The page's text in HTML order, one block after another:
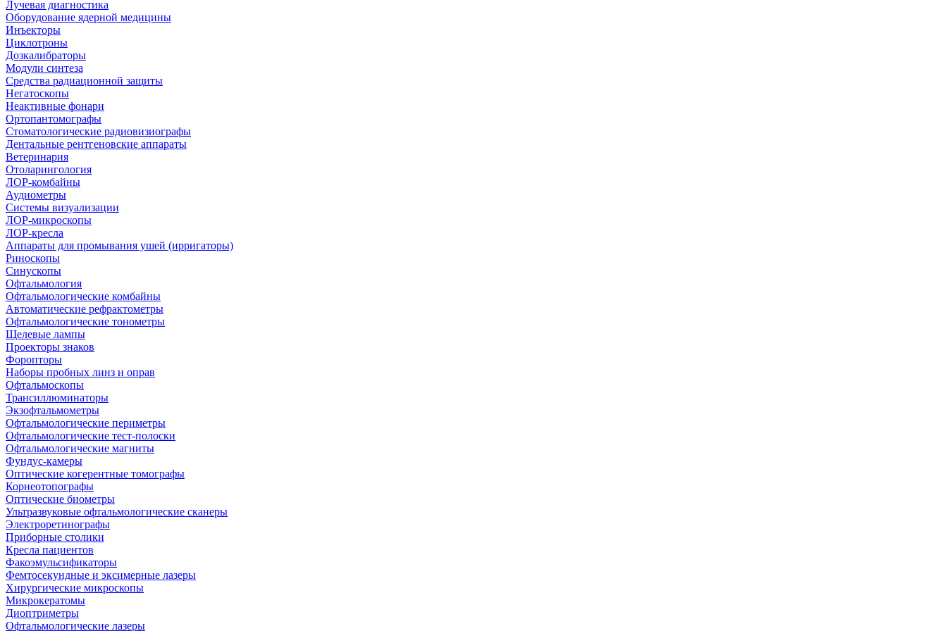
Лучевая диагностика
Оборудование ядерной медицины
Инъекторы
Циклотроны
Дозкалибраторы
Модули синтеза
Средства радиационной защиты
Негатоскопы
Неактивные фонари
Ортопантомографы
Стоматологические радиовизиографы
Дентальные рентгеновские аппараты
Ветеринария
Отоларингология
ЛОР-комбайны
Аудиометры
Системы визуализации
ЛОР-микроскопы
ЛОР-кресла
Аппараты для промывания ушей (ирригаторы)
Риноскопы
Синускопы
Офтальмология
Офтальмологические комбайны
Автоматические рефрактометры
Офтальмологические тонометры
Щелевые лампы
Проекторы знаков
Форопторы
Наборы пробных линз и оправ
Офтальмоскопы
Трансиллюминаторы
Экзофтальмометры
Офтальмологические периметры
Офтальмологические тест-полоски
Офтальмологические магниты
Фундус-камеры
Оптические когерентные томографы
Корнеотопографы
Оптические биометры
Ультразвуковые офтальмологические сканеры
Электроретинографы
Приборные столики
Кресла пациентов
Факоэмульсификаторы
Фемтосекундные и эксимерные лазеры
Хирургические микроскопы
Микрокератомы
Диоптриметры
Офтальмологические лазеры